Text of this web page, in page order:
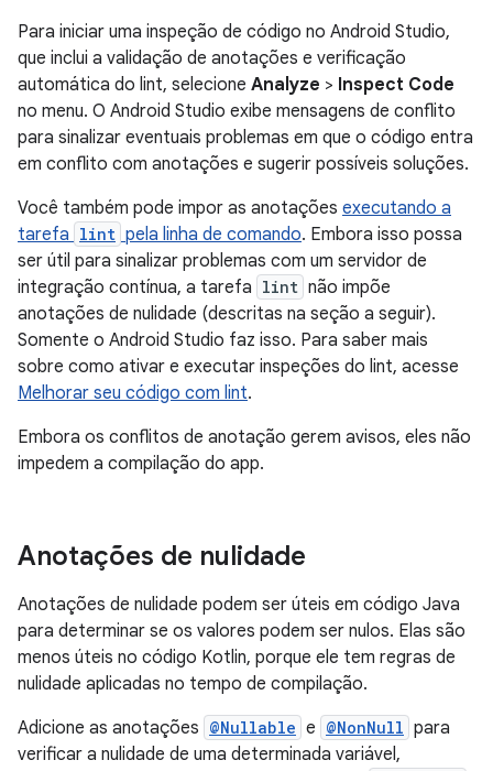
Para iniciar uma inspeção de código no Android Studio,
que inclui a validação de anotações e verificação
automática do lint, selecione Analyze > Inspect Code
no menu. O Android Studio exibe mensagens de conflito
para sinalizar eventuais problemas em que o código entra
em conflito com anotações e sugerir possíveis soluções.
Você também pode impor as anotações executando a
tarefa lint pela linha de comando. Embora isso possa
ser útil para sinalizar problemas com um servidor de
integração contínua, a tarefa lint não impõe
anotações de nulidade (descritas na seção a seguir).
Somente o Android Studio faz isso. Para saber mais
sobre como ativar e executar inspeções do lint, acesse
Melhorar seu código com lint.
Embora os conflitos de anotação gerem avisos, eles não
impedem a compilação do app.
Anotações de nulidade
Anotações de nulidade podem ser úteis em código Java
para determinar se os valores podem ser nulos. Elas são
menos úteis no código Kotlin, porque ele tem regras de
nulidade aplicadas no tempo de compilação.
Adicione as anotações @Nullable e @NonNull para
verificar a nulidade de uma determinada variável,